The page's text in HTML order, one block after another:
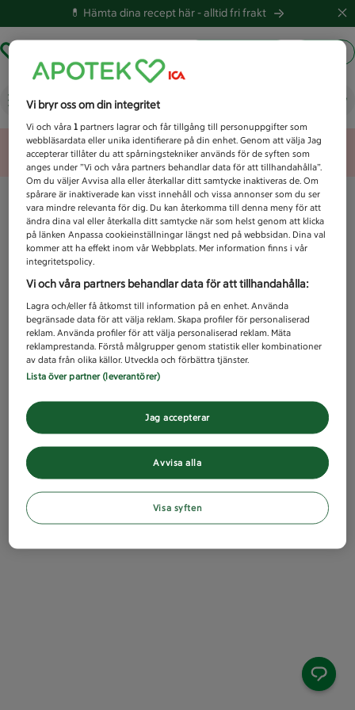
💊 Hämta dina recept här -alltid fri frakt
Vad letar du efter idag?
Unknown error
Vi bryr oss om din integritet
Vi och våra1 partners lagrar och får tillgång till personuppgifter som
webbläsardata eller unika identifierare på din enhet. Genom att välja Jag
accepterar tillåter du att spårningstekniker används för de syften som
anges under ”Vi och våra partners behandlar data för att tillhandahålla”.
Om du väljer Avvisa alla eller återkallar ditt samtycke inaktiveras de. Om
spårare är inaktiverade kan visst innehåll och vissa annonser som du ser
vara mindre relevanta för dig. Du kan återkomma till denna meny för att
ändra dina val eller återkalla ditt samtycke när som helst genom att klicka
på länken Anpassa cookieinställningar längst ned på webbsidan. Dina val
kommer att ha effekt inom vår Webbplats. Mer information finns i vår
integritetspolicy.
Vi och våra partners behandlar data för att tillhandahålla:
Lagra och/eller få åtkomst till information på en enhet. Använda
begränsade data för att välja reklam. Skapa profiler för personaliserad
reklam. Använda profiler för att välja personaliserad reklam. Mäta
reklamprestanda. Förstå målgrupper genom statistik eller kombinationer
av data från olika källor. Utveckla och förbättra tjänster.
Lista över partner (leverantörer)
Avvisa alla
Jag accepterar
Visa syften